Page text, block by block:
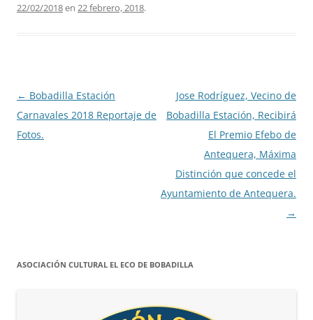
22/02/2018en 22 febrero, 2018.
Navegación
de
entradas
← Bobadilla Estación
Carnavales 2018 Reportaje de
Fotos.
Jose Rodríguez, Vecino de
Bobadilla Estación, Recibirá
El Premio Efebo de
Antequera, Máxima
Distinción que concede el
Ayuntamiento de Antequera.
→
ASOCIACIÓN CULTURAL EL ECO DE BOBADILLA